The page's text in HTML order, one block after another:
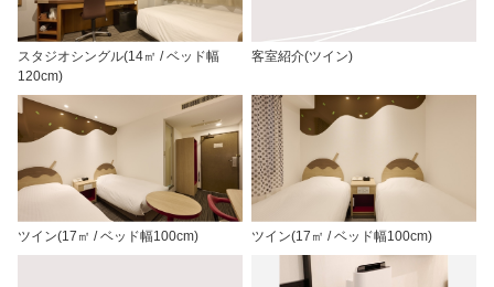
スタジオシングル(14㎡ / ベッド幅
120cm)
客室紹介(ツイン)
ツイン(17㎡ / ベッド幅100cm) ツイン(17㎡ / ベッド幅100cm)